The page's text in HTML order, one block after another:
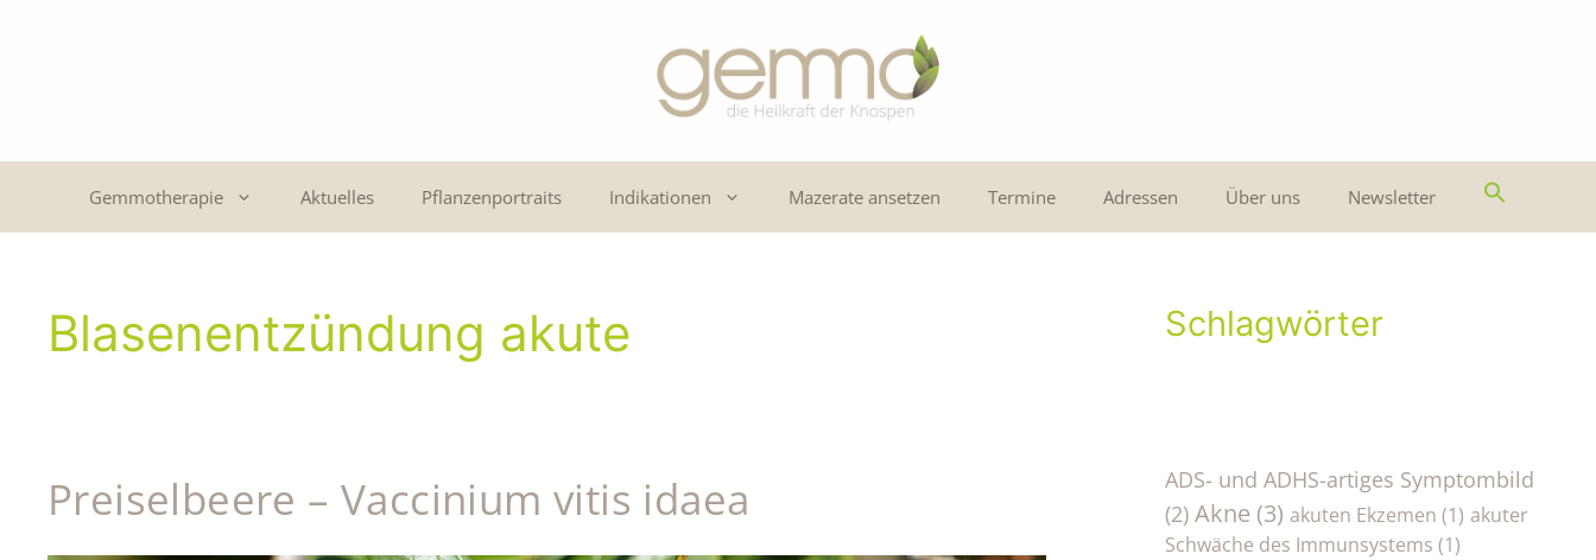
Gemmotherapie Aktuelles Pflanzenportraits Indikationen Mazerate ansetzen Termine Adressen Über uns Newsletter
Blasenentzündung akute
Preiselbeere – Vaccinium vitis idaea
Schlagwörter
ADS- und ADHS-artiges Symptombild
(2) Akne (3) akuten Ekzemen (1) akuter
Schwäche des Immunsystems (1)